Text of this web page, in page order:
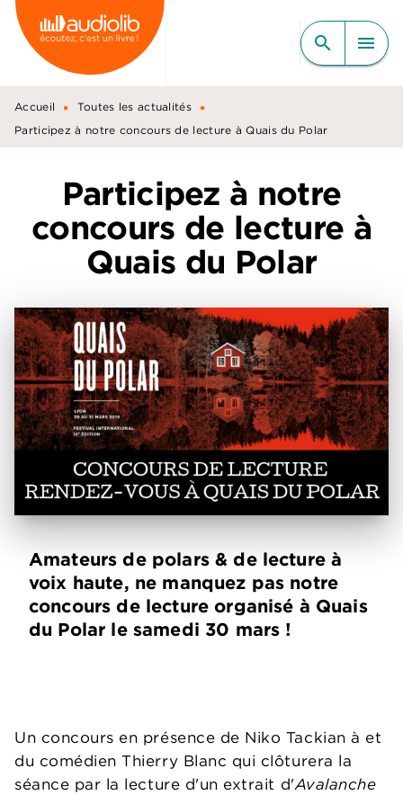
MENU RECHERCHE
CONTENU
PIED DE PAGE
search menu
Accueil • Toutes les actualités •
Participez à notre concours de lecture à Quais du Polar
Participez à notre
concours de lecture à
Quais du Polar
Amateurs de polars & de lecture à
voix haute, ne manquez pas notre
concours de lecture organisé à Quais
du Polar le samedi 30 mars !
Un concours en présence de Niko Tackian à et
du comédien Thierry Blanc qui clôturera la
séance par la lecture d'un extrait d'Avalanche